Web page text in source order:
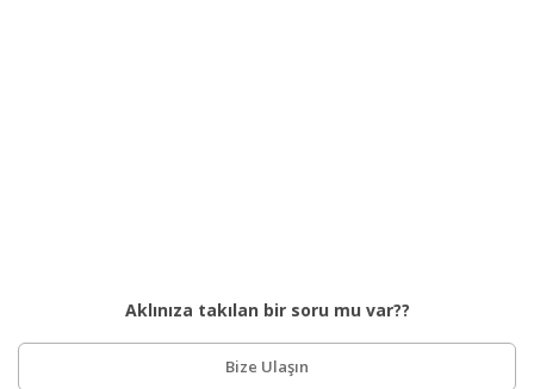
Aklınıza takılan bir soru mu var??
Bize Ulaşın